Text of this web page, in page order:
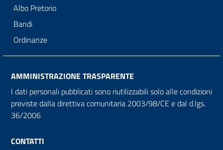
Albo Pretorio
Bandi
Ordinanze
AMMINISTRAZIONE TRASPARENTE
I dati personali pubblicati sono riutilizzabili solo alle condizioni
previste dalla direttiva comunitaria 2003/98/CE e dal d.lgs.
36/2006
CONTATTI